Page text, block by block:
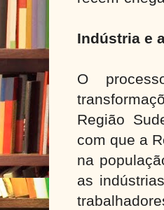
Indústria e
O
Região
com que a
na
as